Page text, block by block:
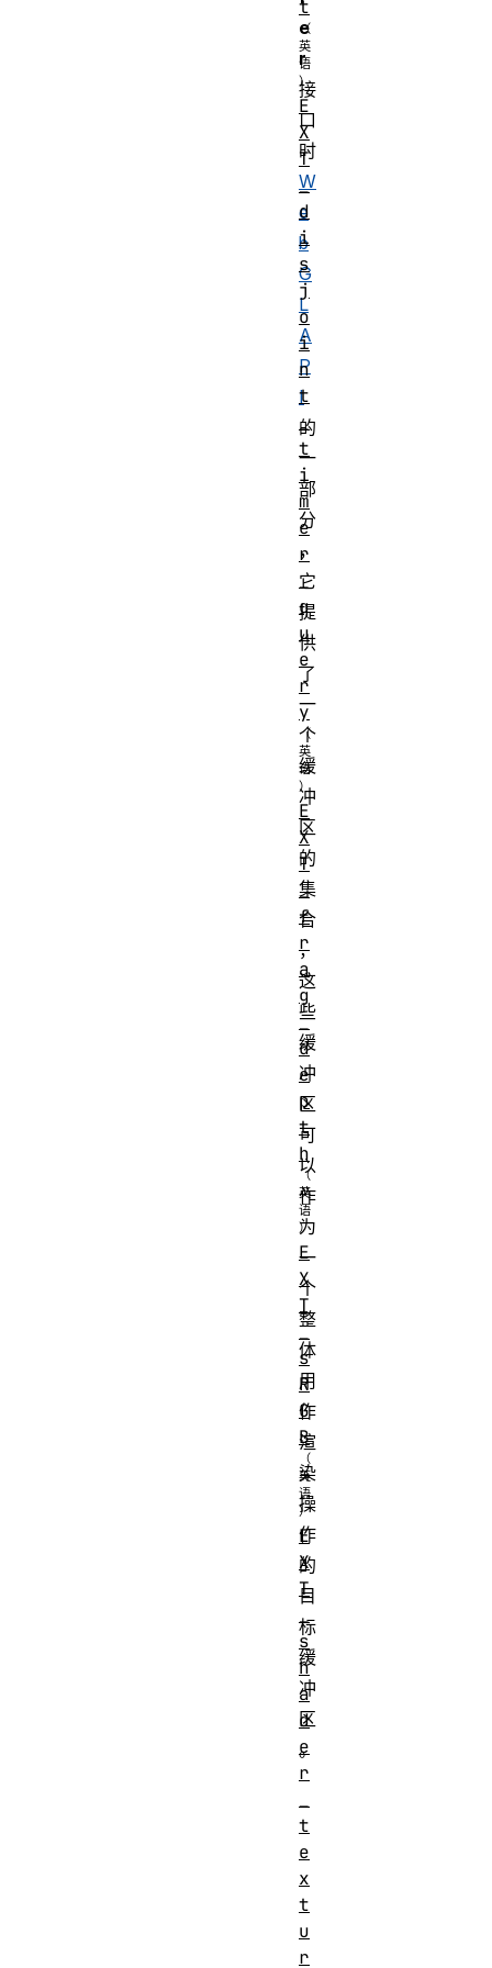
e
r
接
口
时
W
e
b
G
L
A
P
I
的
一
部
分
，
它
提
供
了
一
个
缓
冲
区
的
集
合
，
这
些
缓
冲
区
可
以
作
为
一
个
整
体
用
作
渲
染
操
作
的
目
标
缓
冲
区
。
t
E
X
T
_
d
i
s
j
o
i
n
t
_
t
i
m
e
r
_
q
u
e
r
y
E
X
T
_
f
r
a
g
_
d
e
p
t
h
E
X
T
_
s
R
G
B
E
X
T
_
s
h
a
d
e
r
t
e
x
t
u
r